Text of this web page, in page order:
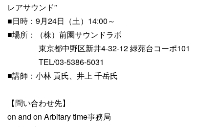
レアサウンド”
■日時：9月24日（土）14:00～
■場所：（株）前園サウンドラボ
東京都中野区新井4-32-12 緑苑台コーポ101
TEL/03-5386-5031
■講師：小林 貢氏、井上 千岳氏
【問い合わせ先】
on and on Arbitary time事務局